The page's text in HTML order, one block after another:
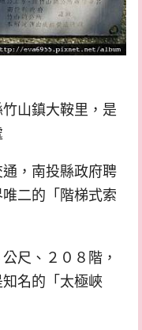
山鎮大鞍里，是
，南投縣政府聘
二的「階梯式索
尺、２０８階，
名的「太極峽